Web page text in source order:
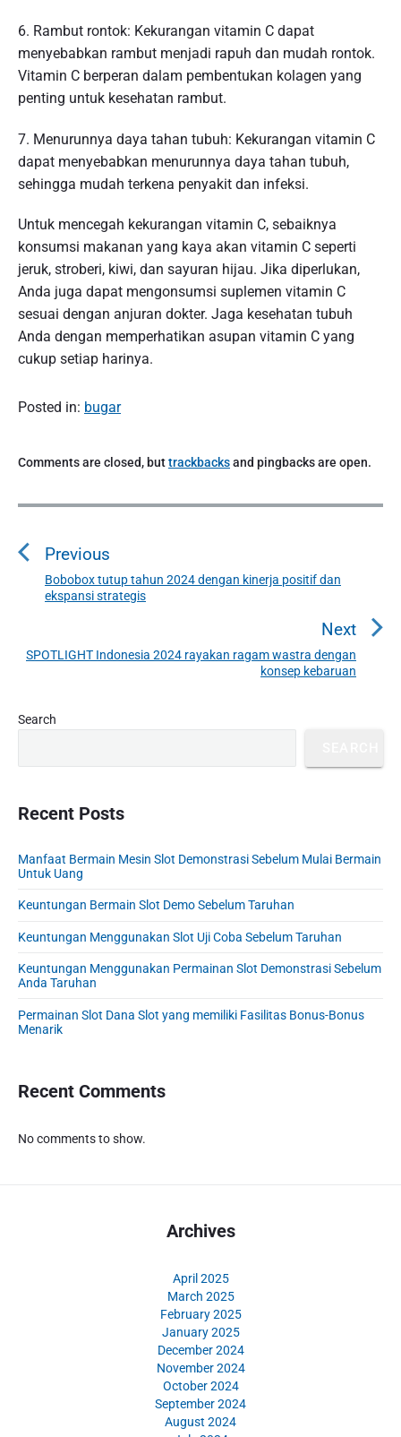
6. Rambut rontok: Kekurangan vitamin C dapat
menyebabkan rambut menjadi rapuh dan mudah rontok.
Vitamin C berperan dalam pembentukan kolagen yang
penting untuk kesehatan rambut.
7. Menurunnya daya tahan tubuh: Kekurangan vitamin C
dapat menyebabkan menurunnya daya tahan tubuh,
sehingga mudah terkena penyakit dan infeksi.
Untuk mencegah kekurangan vitamin C, sebaiknya
konsumsi makanan yang kaya akan vitamin C seperti
jeruk, stroberi, kiwi, dan sayuran hijau. Jika diperlukan,
Anda juga dapat mengonsumsi suplemen vitamin C
sesuai dengan anjuran dokter. Jaga kesehatan tubuh
Anda dengan memperhatikan asupan vitamin C yang
cukup setiap harinya.
Posted in: bugar
Comments are closed, buttrackbacksand pingbacks are open.
P
s
v
a
i
n
Previous
P
r
v
u
:
Bobobox tutup tahun 2024 dengan kinerja positif dan
ekspansi strategis
Next
N
e
o
SPOTLIGHT Indonesia 2024 rayakan ragam wastra dengan
konsep kebaruan
P
r
i
e
a
r
Search
Recent Posts
Manfaat Bermain Mesin Slot Demonstrasi Sebelum Mulai Bermain
Untuk Uang
Keuntungan Bermain Slot Demo Sebelum Taruhan
Keuntungan Menggunakan Slot Uji Coba Sebelum Taruhan
Keuntungan Menggunakan Permainan Slot Demonstrasi Sebelum
Anda Taruhan
Permainan Slot Dana Slot yang memiliki Fasilitas Bonus-Bonus
Menarik
Recent Comments
No comments to show.
Archives
April 2025
March 2025
February 2025
January 2025
December 2024
November 2024
October 2024
September 2024
August 2024